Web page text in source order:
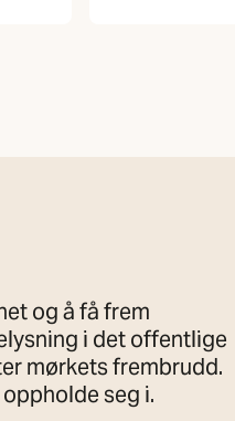
og å få frem
i det offentlige
mørkets frembrudd.
seg i.